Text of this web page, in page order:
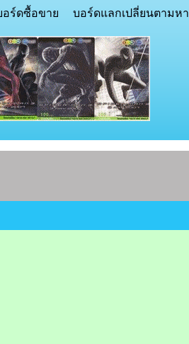
อร์ดซื้อขาย บอร์ดแลกเปลี่ยนตามหา